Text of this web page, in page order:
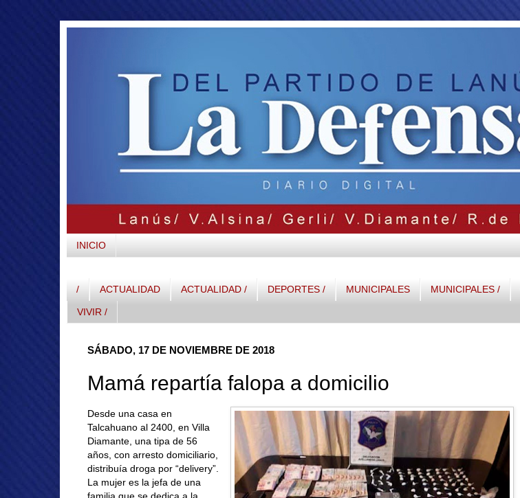
INICIO
/ ACTUALIDAD ACTUALIDAD / DEPORTES / MUNICIPALES MUNICIPALES /
VIVIR /
SÁBADO, 17 DE NOVIEMBRE DE 2018
Mamá repartía falopa a domicilio
Desde una casa en
Talcahuano al 2400, en Villa
Diamante, una tipa de 56
años, con arresto domiciliario,
distribuía droga por “delivery”.
La mujer es la jefa de una